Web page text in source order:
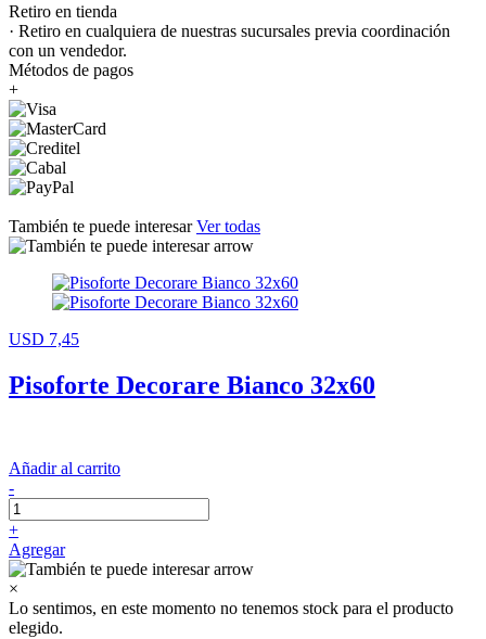
Retiro en tienda
· Retiro en cualquiera de nuestras sucursales previa coordinación
con un vendedor.
Métodos de pagos
+
También te puede interesarVer todas
USD 7,45
Pisoforte Decorare Bianco 32x60
Añadir al carrito
-
+
Agregar
×
Lo sentimos, en este momento no tenemos stock para el producto
elegido.